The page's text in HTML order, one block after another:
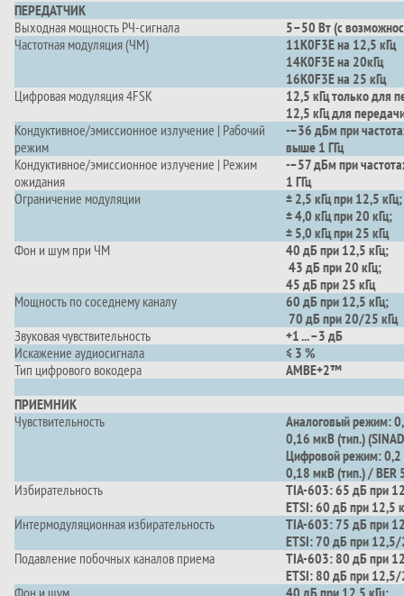
ПЕРЕДАТЧИК
Выходная мощность РЧ-сигнала
5–50 Вт (с
Частотная модуляция (ЧМ)
11K0F3E на 12,5 кГц
14K0F3E на 20кГц
16K0F3E на 25 кГц
Цифровая модуляция 4FSK
12,5 кГц только для
12,5 кГц для
Кондуктивное/эмиссионное излучение | Рабочий
режим
-–36 дБм при
выше 1 ГГц
Кондуктивное/эмиссионное излучение | Режим
ожидания
-–57 дБм при
1 ГГц
Ограничение модуляции
± 2,5 кГц при 12,5 кГц;
± 4,0 кГц при 20 кГц;
± 5,0 кГц при 25 кГц
Фон и шум при ЧМ
40 дБ при 12,5 кГц;
43 дБ при 20 кГц;
45 дБ при 25 кГц
Мощность по соседнему каналу
60 дБ при 12,5 кГц;
70 дБ при 20/25 кГц
Звуковая чувствительность
+1 ... –3 дБ
Искажение аудиосигнала
≤ 3 %
Тип цифрового вокодера
AMBE+2™
ПРИЕМНИК
Чувствительность
Аналоговый режим:
0,16 мкВ (тип.)
Цифровой режим: 0,2
0,18 мкВ (тип.) / BER
Избирательность
TIA-603: 65 дБ при
ETSI: 60 дБ при 12,5
Интермодуляционная избирательность
TIA-603: 75 дБ при
ETSI: 70 дБ при
Подавление побочных каналов приема
TIA-603: 80 дБ при
ETSI: 80 дБ при
Фон и шум
40 дБ при 12,5 кГц;